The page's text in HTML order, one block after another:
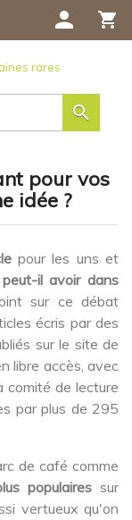
shopping_cart
person
rares

pour vos
idée ?
pour les uns et
il avoir dans
sur ce débat
écris par des
sur le site de
libre accès, avec
de lecture
par plus de 295
de café comme
populairessur
vertueux qu'on